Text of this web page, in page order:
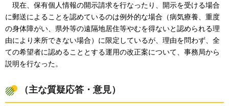
現在、 保有個人情報の開示請求を行なったり、開示を受ける場合
に郵送によることを認めているのは例外的な場合（病気療養、重度
の身体障がい、県外等の遠隔地居住等やむを得ないと認められる理
由により来所できない場合）に限定しているが、理由を問わず、全
ての希望者に認めることとする運用の改正案について、事務局から
説明を行なった。
（主な質疑応答・意見）